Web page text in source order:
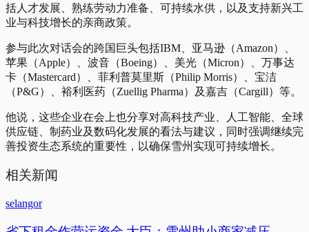
括人才发展、熟练劳动力准备、可持续水供，以及支持新兴工
业与科技增长的亲商政策。
参与此次对话会的跨国巨头包括IBM、亚马逊（Amazon）、
苹果（Apple）、波音（Boeing）、美光（Micron）、万事达
卡（Mastercard）、菲利普莫里斯（Philip Morris）、宝洁
（P&G）、裕利医药（Zuellig Pharma）及嘉吉（Cargill）等。
他说，这些企业在会上也分享对高科技产业、人工智能、全球
供应链、制药业及数码化发展的看法与建议，同时强调继续完
善投资生态系统的重要性，以确保雪州实现可持续增长。
相关新闻
selangor